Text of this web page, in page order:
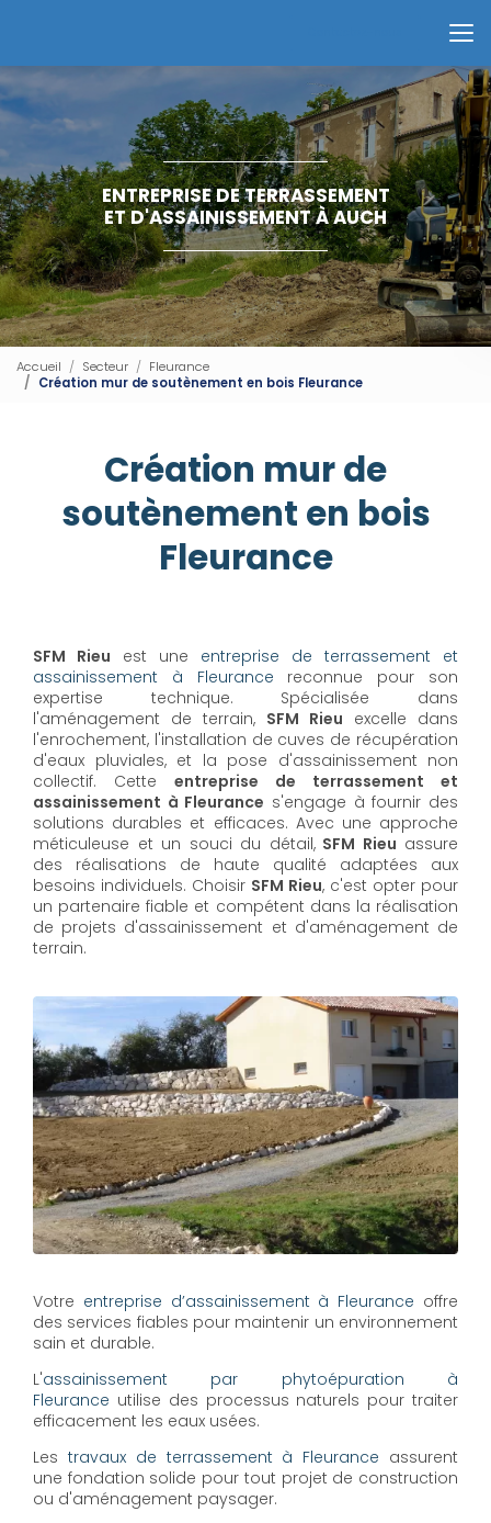
principal
ENTREPRISE DE TERRASSEMENT
ET D'ASSAINISSEMENT À AUCH
Accueil Secteur
Fleurance
Création mur de soutènement en bois Fleurance
Création mur de
soutènement en bois
Fleurance
SFM Rieu est une entreprise de terrassement et
assainissement à Fleurance reconnue pour son
expertise technique. Spécialisée dans
l'aménagement de terrain, SFM Rieu excelle dans
l'enrochement, l'installation de cuves de récupération
d'eaux pluviales, et la pose d'assainissement non
collectif. Cette entreprise de terrassement et
assainissement à Fleurance s'engage à fournir des
solutions durables et efficaces. Avec une approche
méticuleuse et un souci du détail,SFM Rieu assure
des réalisations de haute qualité adaptées aux
besoins individuels. Choisir SFM Rieu, c'est opter pour
un partenaire fiable et compétent dans la réalisation
de projets d'assainissement et d'aménagement de
terrain.
Votre entreprise d’assainissement à Fleurance offre
des services fiables pour maintenir un environnement
sain et durable.
L'assainissement par phytoépuration à
Fleurance utilise des processus naturels pour traiter
efficacement les eaux usées.
Les travaux de terrassement à Fleurance assurent
une fondation solide pour tout projet de construction
ou d'aménagement paysager.